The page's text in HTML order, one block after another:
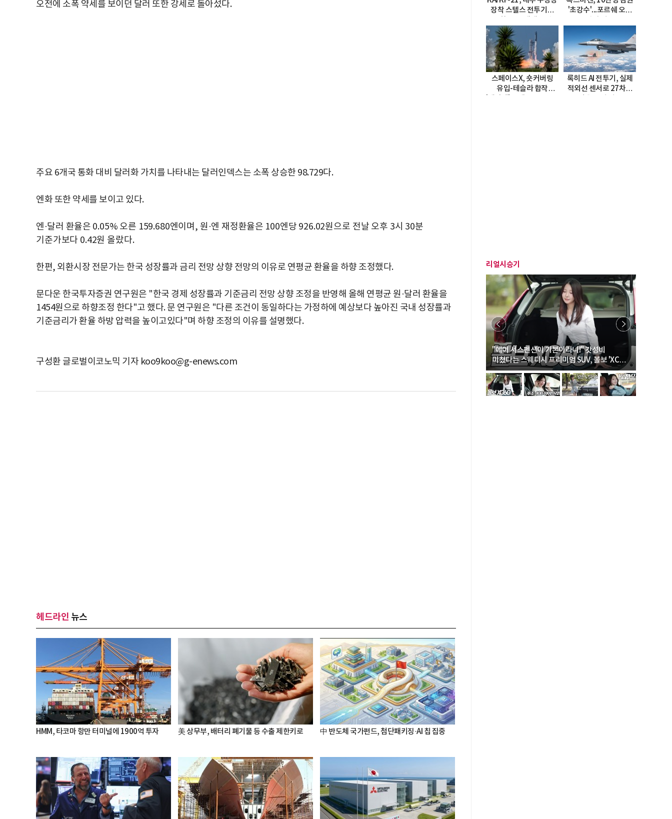
오전에 소폭 약세를 보이던 달러 또한 강세로 돌아섰다.
주요 6개국 통화 대비 달러화 가치를 나타내는 달러인덱스는 소폭 상승한 98.729다.
엔화 또한 약세를 보이고 있다.
엔·달러 환율은 0.05% 오른 159.680엔이며, 원 ·엔 재정환율은 100엔당 926.02원으로 전날 오후 3시 30분
기준가보다 0.42원 올랐다.
한편, 외환시장 전문가는 한국 성장률과 금리 전망 상향 전망의 이유로 연평균 환율을 하향 조정했다.
문다운 한국투자증권 연구원은 "한국 경제 성장률과 기준금리 전망 상향 조정을 반영해 올해 연평균 원·달러 환율을
1454원으로 하향조정 한다"고 했다. 문 연구원은 "다른 조건이 동일하다는 가정하에 예상보다 높아진 국내 성장률과
기준금리가 환율 하방 압력을 높이고있다"며 하향 조정의 이유를 설명했다.
구성환 글로벌이코노믹 기자 koo9koo@g-enews.com
헤드라인 뉴스
HMM, 타코마 항만 터미널에 1900억 투자 美 상무부, 배터리 폐기물 등 수출 제한키로 中 반도체 국가펀드, 첨단패키징·AI 칩 집중
장착 스텔스 전투기로
'초강수'...포르쉐 오너
스페이스X, 숏커버링
유입-테슬라 합작
록히드 AI 전투기, 실제
적외선 센서로 27차례
리얼시승기
"에어 서스펜션이 기본이라니!" 갓성비
미쳤다는 스웨디시 프리미엄 SUV, 볼보 'XC60
B5 울트라'